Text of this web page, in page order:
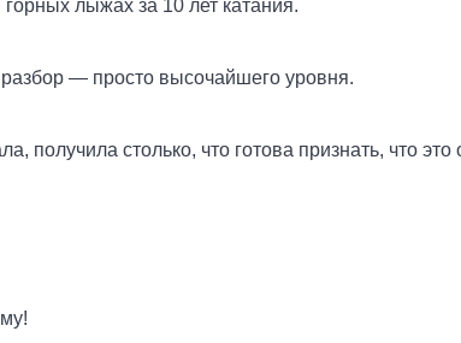
лыжах за 10 лет катания.
— просто высочайшего уровня.
столько, что готова признать, что